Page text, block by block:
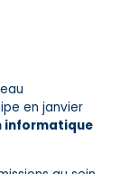
en janvier
informatique